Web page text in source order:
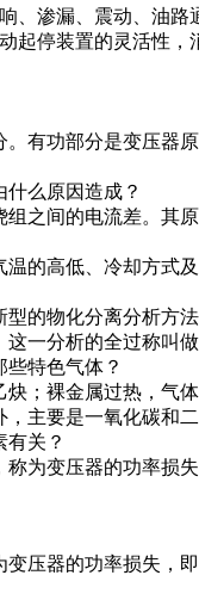
、渗漏、震动、油
起停装置的灵活性，
有功部分是变压器
么原因造成？
之间的电流差。其
的高低、冷却方式
的物化分离分析方
一分析的全过称叫
特色气体？
；裸金属过热，气
主要是一氧化碳和
有关？
为变压器的功率损
压器的功率损失，